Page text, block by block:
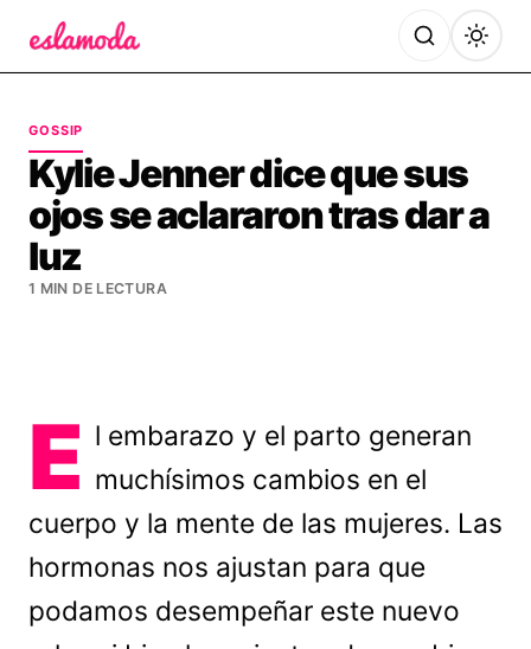
GOSSIP
Kylie Jenner dice que sus
ojos se aclararon tras dar a
luz
1 MIN DE LECTURA
E l embarazo y el parto generan
muchísimos cambios en el
cuerpo y la mente de las mujeres. Las
hormonas nos ajustan para que
podamos desempeñar este nuevo